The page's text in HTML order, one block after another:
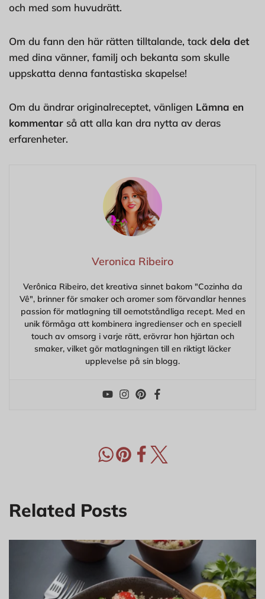
och med som huvudrätt.
Om du fann den här rätten tilltalande, tack dela det
med dina vänner, familj och bekanta som skulle
uppskatta denna fantastiska skapelse!
Om du ändrar originalreceptet, vänligen Lämna en
kommentar så att alla kan dra nytta av deras
erfarenheter.
Veronica Ribeiro
Verônica Ribeiro, det kreativa sinnet bakom "Cozinha da
Vê", brinner för smaker och aromer som förvandlar hennes
passion för matlagning till oemotståndliga recept. Med en
unik förmåga att kombinera ingredienser och en speciell
touch av omsorg i varje rätt, erövrar hon hjärtan och
smaker, vilket gör matlagningen till en riktigt läcker
upplevelse på sin blogg.
Related Posts